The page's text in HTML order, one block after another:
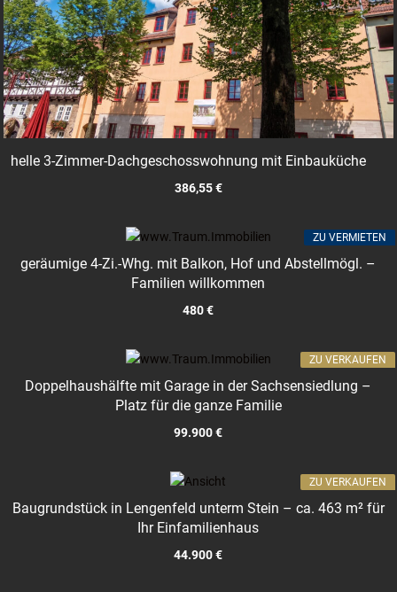
helle 3-Zimmer-Dachgeschosswohnung mit Einbauküche
386,55 €
geräumige 4-Zi.-Whg. mit Balkon, Hof und Abstellmögl. –
Familien willkommen
480 €
ZU VERMIETEN
Doppelhaushälfte mit Garage in der Sachsensiedlung –
Platz für die ganze Familie
99.900 €
ZU VERKAUFEN
Baugrundstück in Lengenfeld unterm Stein – ca. 463 m² für
Ihr Einfamilienhaus
44.900 €
ZU VERKAUFEN